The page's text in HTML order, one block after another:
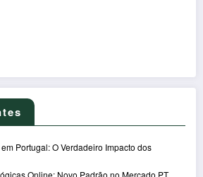
Portugal: O Verdadeiro Impacto dos
Online: Novo Padrão no Mercado PT